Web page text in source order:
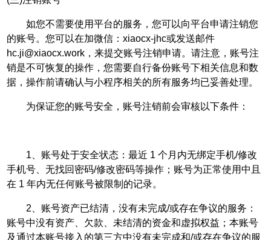
如您不需要使用平台的服务，您可以向平台申请注销您
的账号。您可以在加微信：xiaocx-jhc或发送邮件
hc.ji@xiaocx.work，来提交账号注销申请。请注意，账号注
销是不可恢复的操作，您需要自行备份账号下相关信息和数
据，操作前请确认与小程序相关的所有服务均已妥善处理。
为保证您的账号安全，账号注销前会审核以下条件：
1、账号处于安全状态：最近 1 个月内无绑定手机/修改
手机号、无找回密码/修改密码等操作；账号为正常使用中且
在 1 年内无任何账号被限制的记录。
2、账号资产已结清，没有未完成/或存在争议的服务：
账号中没有资产、欠款、未结清的资金和虚拟权益；本账号
及通过本账号接入的第三方中没有未完成和/或存在争议的服